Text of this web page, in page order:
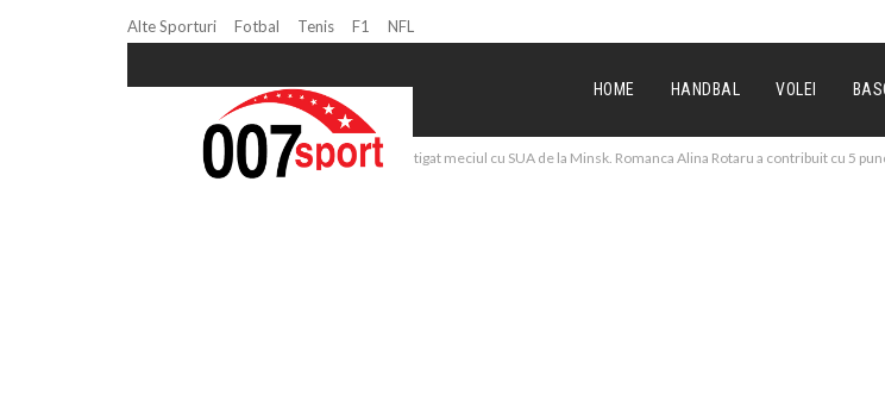
Alte Sporturi Fotbal Tenis F1 NFL
HOME HANDBAL VOLEI
Atletism Atletism: Europa a castigat meciul cu SUA de la Minsk. Romanca Alina Rotaru a contribuit cu 5